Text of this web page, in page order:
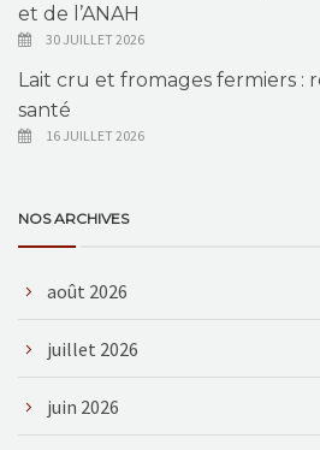
et de l’ANAH
30 JUILLET 2026
Lait cru et fromages fermiers :
santé
16 JUILLET 2026
NOS ARCHIVES
août 2026
juillet 2026
juin 2026